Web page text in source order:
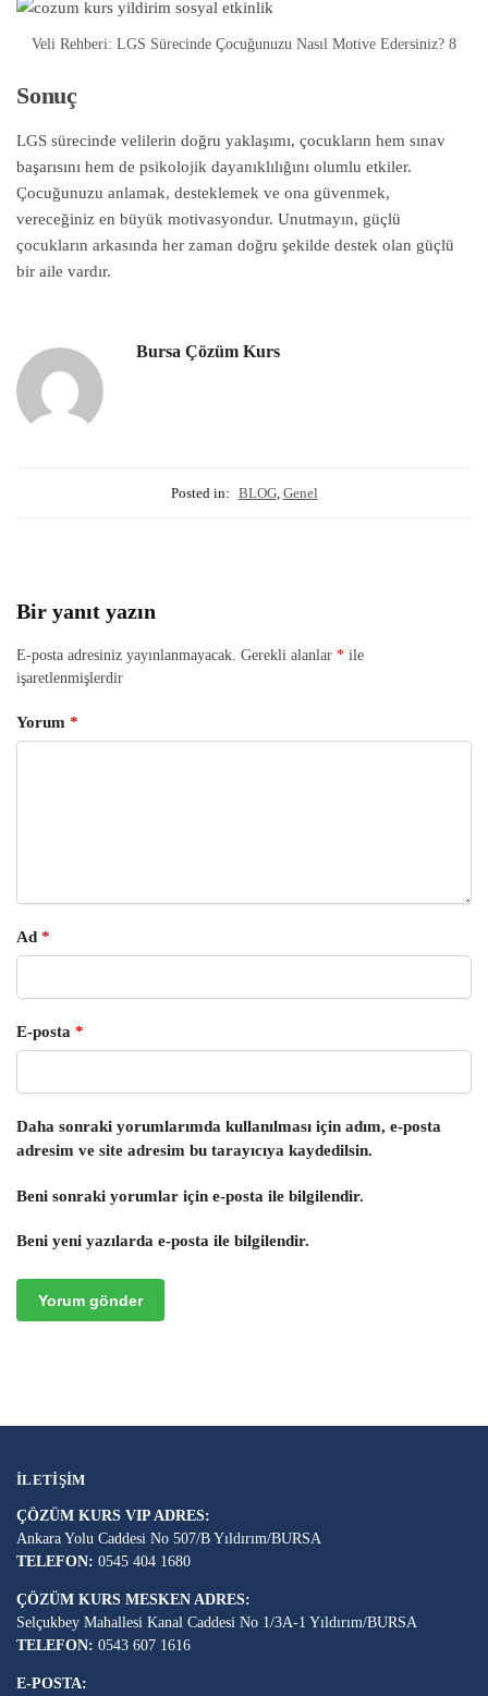
Veli Rehberi: LGS Sürecinde Çocuğunuzu Nasıl Motive Edersiniz? 8
Sonuç
LGS sürecinde velilerin doğru yaklaşımı, çocukların hem sınav
başarısını hem de psikolojik dayanıklılığını olumlu etkiler.
Çocuğunuzu anlamak, desteklemek ve ona güvenmek,
vereceğiniz en büyük motivasyondur. Unutmayın, güçlü
çocukların arkasında her zaman doğru şekilde destek olan güçlü
bir aile vardır.
Bursa Çözüm Kurs
Posted in: BLOG, Genel
Bir yanıt yazın
E-posta adresiniz yayınlanmayacak. Gerekli alanlar * ile
işaretlenmişlerdir
Yorum *
Ad *
E-posta *
Daha sonraki yorumlarımda kullanılması için adım, e-posta
adresim ve site adresim bu tarayıcıya kaydedilsin.
Beni sonraki yorumlar için e-posta ile bilgilendir.
Beni yeni yazılarda e-posta ile bilgilendir.
İLETIŞIM
ÇÖZÜM KURS VIP ADRES:
Ankara Yolu Caddesi No 507/B Yıldırım/BURSA
TELEFON: 0545 404 1680
ÇÖZÜM KURS MESKEN ADRES:
Selçukbey Mahallesi Kanal Caddesi No 1/3A-1 Yıldırım/BURSA
TELEFON: 0543 607 1616
E-POSTA: